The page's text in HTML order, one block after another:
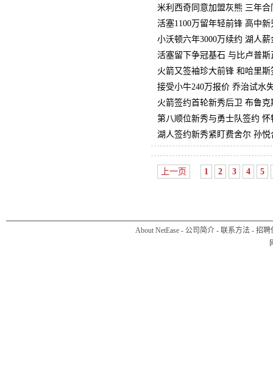
米利西奇同意加盟灰熊 三年合
活塞1100万留年轻前锋 高中
小沃顿六年3000万续约 湖人
活塞留下争冠基石 与比卢普
火箭又签袖珍大前锋 和哈里
接受小牛240万报价 乔治试水
火箭签约首轮新秀后卫 布鲁
第八顺位新秀与勇士队签约
湖人签约新秀紧盯费舍尔 孙
上一页 1 2 3 4 5
About NetEase - 公司简介 - 联系方法 - 招聘